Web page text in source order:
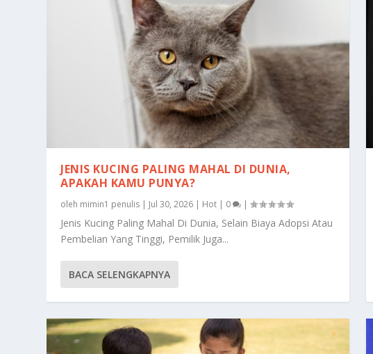
JENIS KUCING PALING MAHAL DI DUNIA,
APAKAH KAMU PUNYA?
oleh mimin1 penulis | Jul 30, 2026 | Hot | 0 |
Jenis Kucing Paling Mahal Di Dunia, Selain Biaya Adopsi Atau
Pembelian Yang Tinggi, Pemilik Juga...
BACA SELENGKAPNYA